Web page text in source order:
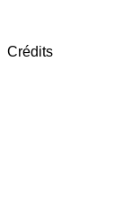
Crédits